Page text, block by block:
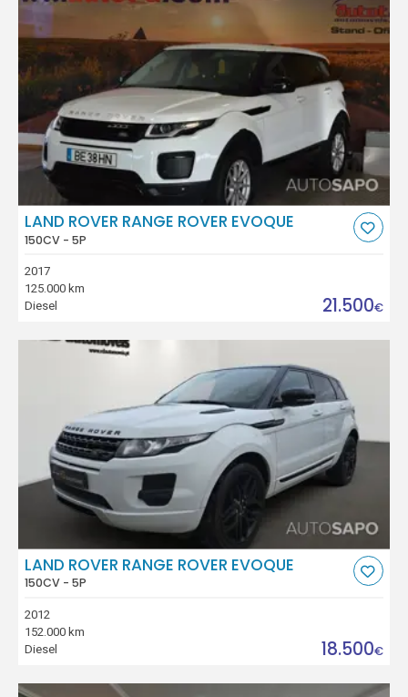
LAND ROVER RANGE ROVER EVOQUE
150CV - 5P
2017
125.000 km
Diesel
21.500€
LAND ROVER RANGE ROVER EVOQUE
150CV - 5P
2012
152.000 km
Diesel
18.500€